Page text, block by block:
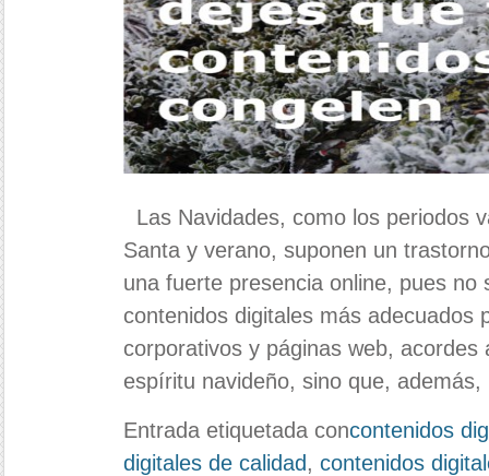
Las Navidades, como los periodos
Santa y verano, suponen un
una fuerte presencia online, pues no
contenidos digitales más adecuados
corporativos y páginas web,
espíritu navideño, sino que,
Entrada etiquetada concontenidos
digitales de calidad , contenidos